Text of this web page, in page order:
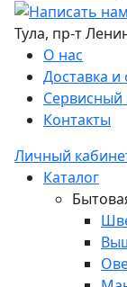
Тула, пр-т
О нас
Доставка и
Сервисный
Контакты
Личный
Каталог